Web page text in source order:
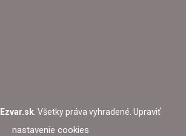
Ezvar.sk . Všetky práva vyhradené. Upraviť
nastavenie cookies